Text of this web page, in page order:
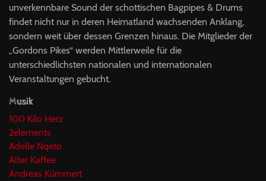
unverkennbare Sound der schottischen Bagpipes & Drums
findet nicht nur in deren Heimatland wachsenden Anklang,
sondern weit über dessen Grenzen hinaus. Die Mitglieder der
„Gordons Pikes“ werden Mittlerweile für die
unterschiedlichsten nationalen und internationalen
Veranstaltungen gebucht.
Musik
100 Kilo Herz
2elements
Adelle Nqeto
Alter Kaffee
Andreas Kümmert